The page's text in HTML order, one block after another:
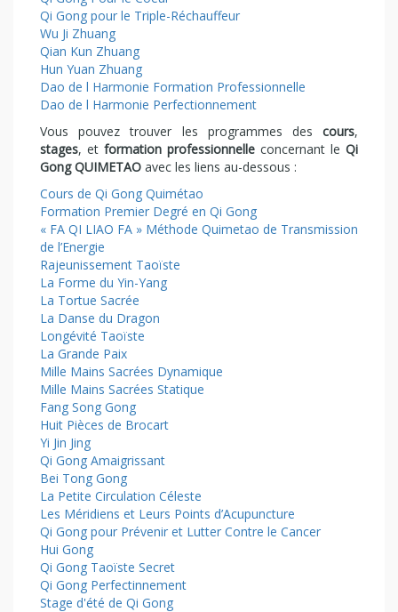
Qi Gong pour le Triple-Réchauffeur
Wu Ji Zhuang
Qian Kun Zhuang
Hun Yuan Zhuang
Dao de l Harmonie Formation Professionnelle
Dao de l Harmonie Perfectionnement
Vous pouvez trouver les programmes des cours,
stages, et formation professionnelle concernant le Qi
Gong QUIMETAO avec les liens au-dessous :
Cours de Qi Gong Quimétao
Formation Premier Degré en Qi Gong
« FA QI LIAO FA » Méthode Quimetao de Transmission
de l’Energie
Rajeunissement Taoïste
La Forme du Yin-Yang
La Tortue Sacrée
La Danse du Dragon
Longévité Taoïste
La Grande Paix
Mille Mains Sacrées Dynamique
Mille Mains Sacrées Statique
Fang Song Gong
Huit Pièces de Brocart
Yi Jin Jing
Qi Gong Amaigrissant
Bei Tong Gong
La Petite Circulation Céleste
Les Méridiens et Leurs Points d’Acupuncture
Qi Gong pour Prévenir et Lutter Contre le Cancer
Hui Gong
Qi Gong Taoïste Secret
Qi Gong Perfectinnement
Stage d'été de Qi Gong